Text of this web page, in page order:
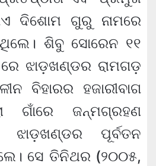
ଦିଶୋମ ଗୁରୁ ନାମରେ
ଶିବୁ ସୋରେନ ୧୧
ଝାଡ଼ଖଣ୍ଡର ରାମଗଡ଼
ବିହାରର ହଜାରୀବାଗ
ଗାଁରେ ଜନ୍ମଗ୍ରହଣ
ପୂର୍ବତନ
ସେ ତିନିଥର (୨୦୦୫,